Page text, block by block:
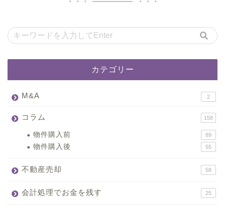
カテゴリー
M&A 2
コラム 158
物件購入前 89
物件購入後 55
不動産売却 58
会計処理でお金を残す 25